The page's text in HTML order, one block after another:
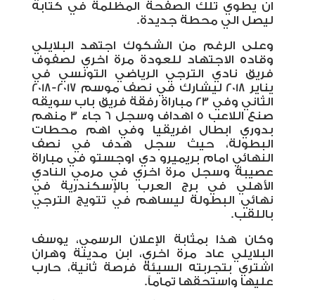
ان يطوي تلك الصفحة المظلمة في كتابه
ليصل الي محطة جديدة.
وعلى الرغم من الشكوك اجتهد البلايلي
وقاده الاجتهاد للعودة مرة اخري لصفوف
فريق نادي الترجي الرياضي التونسي في
يناير 2018 ليشارك في نصف موسم 2017-2018
الثاني وفي 23 مباراة رفقة فريق باب سويقه
صنع اللاعب 5 اهداف وسجل 6 جاء 3 منهم
بدوري ابطال افريقيا وفي اهم محطات
البطولة، حيث سجل هدف في نصف
النهائي امام بريميرو دي اوجستو في مباراة
عصيبة وسجل مرة اخري في مرمي النادي
الأهلي في برج العرب بالإسكندرية في
نهائي البطولة ليساهم في تتويج الترجي
باللقب.
وكان هذا بمثابة الإعلان الرسمي، يوسف
البلايلي عاد مرة اخري، ابن مدينة وهران
اشتري بتجربته السيئة فرصة ثانية، حارب
عليها واستحقها تماماً.